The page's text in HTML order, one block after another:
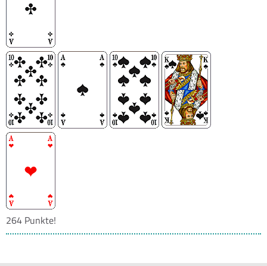
264 Punkte!